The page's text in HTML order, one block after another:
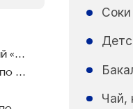
Организация выставочных экспозиций «под ключ»
Строительство выставочных стендов по всему миру
Соки
Чай,